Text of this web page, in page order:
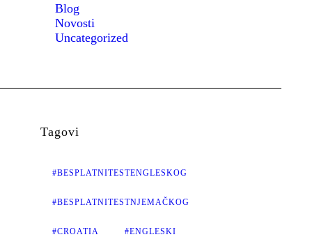
Blog
Novosti
Uncategorized
Tagovi
#BESPLATNITESTENGLESKOG
#BESPLATNITESTNJEMAČKOG
#CROATIA #ENGLESKI